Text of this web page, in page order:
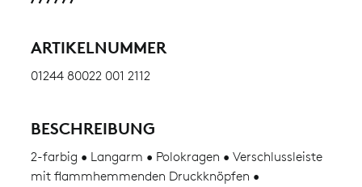
ARTIKELNUMMER
01244 80022 001 2112
BESCHREIBUNG
2-farbig • Langarm • Polokragen • Verschlussleiste
mit flammhemmenden Druckknöpfen •